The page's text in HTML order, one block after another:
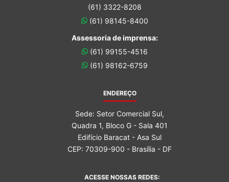
(61) 3322-8208
(61) 98145-8400
Assessoria de imprensa:
(61) 99155-4516
(61) 98162-6759
ENDEREÇO
Sede: Setor Comercial Sul,
Quadra 1, Bloco G - Sala 401
Edifício Baracat - Asa Sul
CEP: 70309-900 - Brasília - DF
ACESSE NOSSAS REDES: